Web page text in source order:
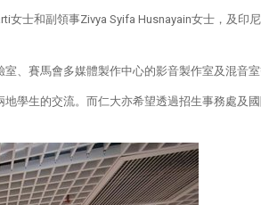
女士和副領事Zivya Syifa Husnayain女士，及印
、賽馬會多媒體製作中心的影音製作室及混音室
學生的交流。而仁大亦希望透過招生事務處及